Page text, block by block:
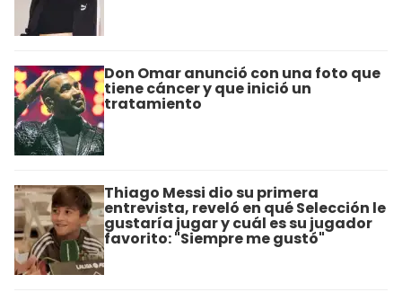
Don Omar anunció con una foto que
tiene cáncer y que inició un
tratamiento
Thiago Messi dio su primera
entrevista, reveló en qué Selección le
gustaría jugar y cuál es su jugador
favorito: "Siempre me gustó"